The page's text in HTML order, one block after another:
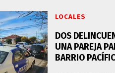
DOS
UNA PAREJA
BARRIO
LOCALES